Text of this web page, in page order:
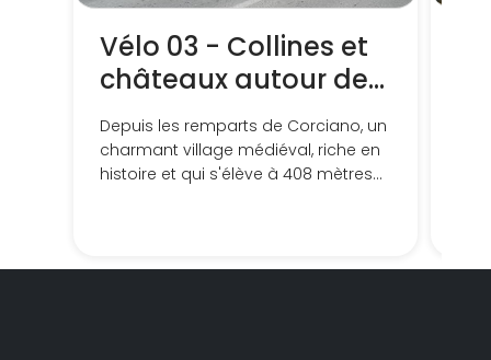
Vélo 03 - Collines et
châteaux autour de
Corciano
Depuis les remparts de Corciano, un
charmant village médiéval, riche en
histoire et qui s'élève à 408 mètres
bouche bée sur un parcours facile